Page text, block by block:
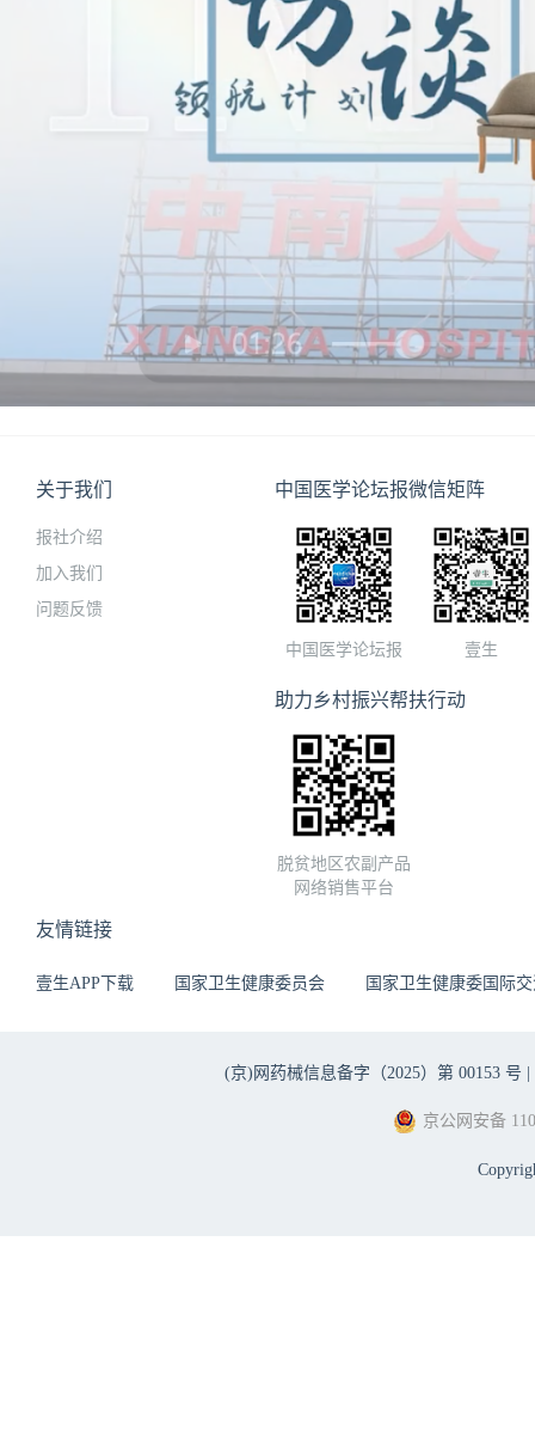
关于我们
报社介绍
加入我们
问题反馈
中国医学论坛报微信矩阵
中国医学论坛报 壹生
助力乡村振兴帮扶行动
脱贫地区农副产品
网络销售平台
友情链接
壹生APP下载 国家卫生健康委员会 国家卫生健康委国际
(京)网药械信息备字（2025）第 00153 号 |
京公网安备